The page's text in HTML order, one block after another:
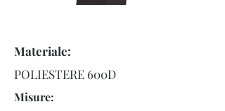
Materiale:
POLIESTERE 600D
Misure: